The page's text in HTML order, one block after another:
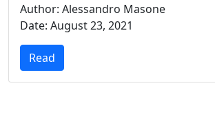
Author: Alessandro Masone
Date: August 23, 2021
Read